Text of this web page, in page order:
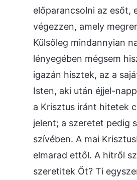
előparancsolni az esőt,
végezzen, amely
Külsőleg mindannyian
lényegében mégsem
igazán hisztek, az a
Isten, aki után éjjel-
a Krisztus iránt hitetek
jelent; a szeretet pedig
szívében. A mai
elmarad ettől. A hitről
szeretitek Őt? Ti